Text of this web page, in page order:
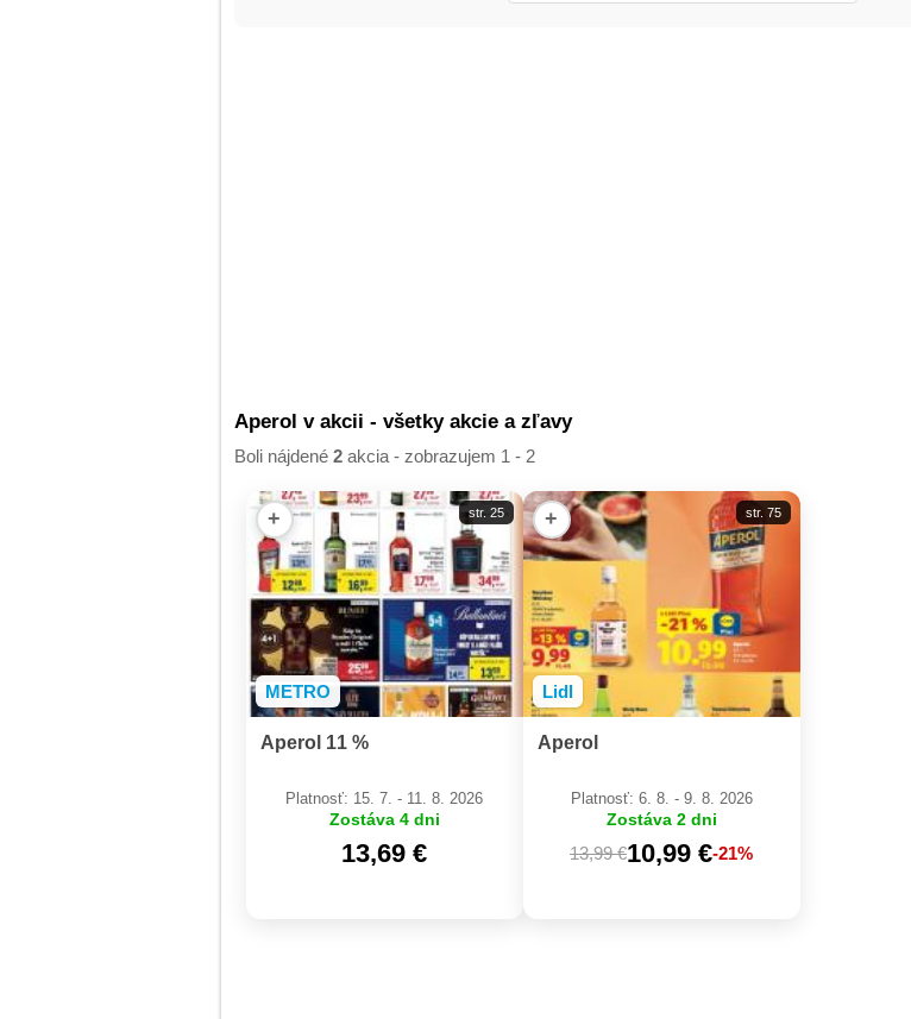
Aperol v akcii - všetky akcie a zľavy
Boli nájdené 2akcia - zobrazujem 1 - 2
+
METRO
str. 25
Aperol 11 %
Platnosť: 15. 7. - 11. 8. 2026
Zostáva 4 dni
13,69 €
+
Lidl
str. 75
Aperol
Platnosť: 6. 8. - 9. 8. 2026
Zostáva 2 dni
13,99 €10,99 €-21%